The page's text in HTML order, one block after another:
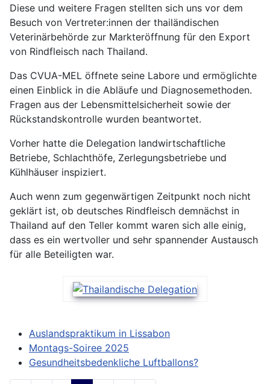
Diese und weitere Fragen stellten sich uns vor dem
Besuch von Vertreter:innen der thailändischen
Veterinärbehörde zur Markteröffnung für den Export
von Rindfleisch nach Thailand.
Das CVUA-MEL öffnete seine Labore und ermöglichte
einen Einblick in die Abläufe und Diagnosemethoden.
Fragen aus der Lebensmittelsicherheit sowie der
Rückstandskontrolle wurden beantwortet.
Vorher hatte die Delegation landwirtschaftliche
Betriebe, Schlachthöfe, Zerlegungsbetriebe und
Kühlhäuser inspiziert.
Auch wenn zum gegenwärtigen Zeitpunkt noch nicht
geklärt ist, ob deutsches Rindfleisch demnächst in
Thailand auf den Teller kommt waren sich alle einig,
dass es ein wertvoller und sehr spannender Austausch
für alle Beteiligten war.
Auslandspraktikum in Lissabon
Montags-Soiree 2025
Gesundheitsbedenkliche Luftballons?